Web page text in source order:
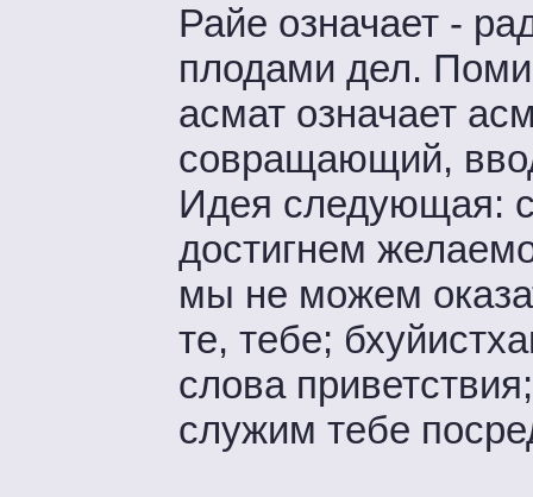
Райе означает -
плодами дел.
асмат означает
совращающий,
Идея следующая:
достигнем
мы не можем
те, тебе;
слова
служим тебе